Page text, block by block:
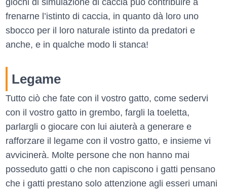
giochi di simulazione di caccia può contribuire a
frenarne l’istinto di caccia, in quanto dà loro uno
sbocco per il loro naturale istinto da predatori e
anche, e in qualche modo li stanca!
Legame
Tutto ciò che fate con il vostro gatto, come sedervi
con il vostro gatto in grembo, fargli la toeletta,
parlargli o giocare con lui aiuterà a generare e
rafforzare il legame con il vostro gatto, e insieme vi
avvicinerà. Molte persone che non hanno mai
posseduto gatti o che non capiscono i gatti pensano
che i gatti prestano solo attenzione agli esseri umani